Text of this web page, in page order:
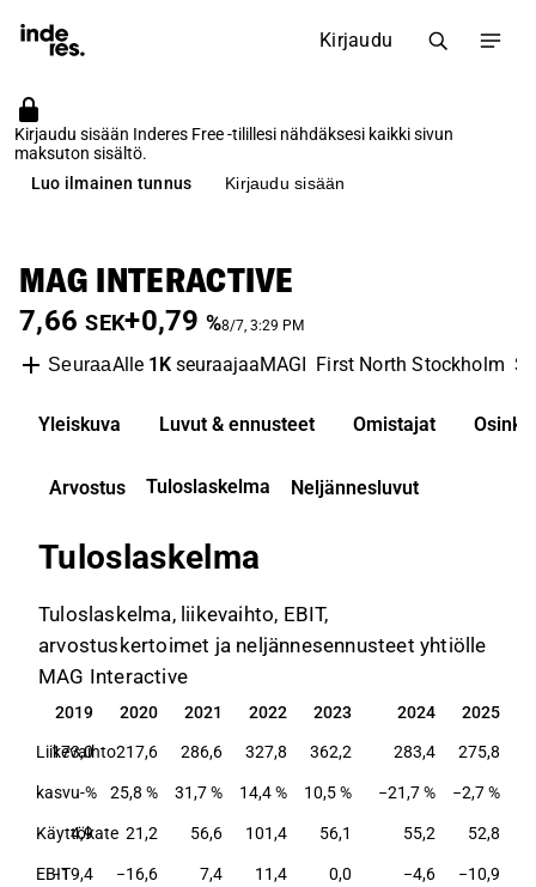
Kirjaudu
Kirjaudu sisään Inderes Free -tilillesi nähdäksesi kaikki sivun
maksuton sisältö.
Luo ilmainen tunnus
Kirjaudu sisään
MAG INTERACTIVE
7,66 SEK+0,79 %8/7, 3:29 PM
SeuraaAlle 1KseuraajaaMAGI First North Stockholm
Yleiskuva Luvut & ennusteet Omistajat Osinko
Arvostus Tuloslaskelma Neljännesluvut
Tuloslaskelma
Tuloslaskelma, liikevaihto, EBIT,
arvostuskertoimet ja neljännesennusteet yhtiölle
MAG Interactive
2019 2020 2021 2022 2023 2024 2025
2019 2020 2021 2022 2023 2024 2025
Liikevaihto
173,0 217,6 286,6 327,8 362,2 283,4 275,8
kasvu-% 25,8 % 31,7 % 14,4 % 10,5 % −21,7 % −2,7 %
Käyttökate
4,9 21,2 56,6 101,4 56,1 55,2 52,8
EBIT−19,4 −16,6 7,4 11,4 0,0 −4,6 −10,9